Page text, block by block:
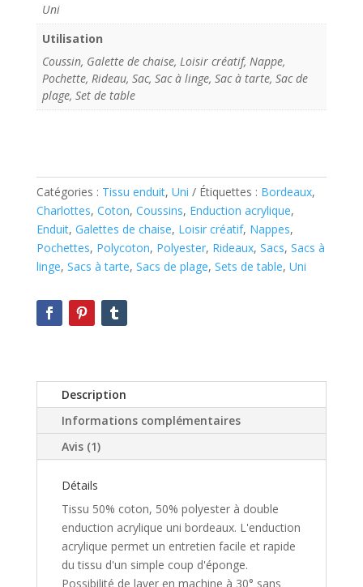
Uni
Utilisation
Coussin, Galette de chaise, Loisir créatif, Nappe,
Pochette, Rideau, Sac, Sac à linge, Sac à tarte, Sac de
plage, Set de table
Catégories : Tissu enduit, Uni Étiquettes : Bordeaux,
Charlottes, Coton, Coussins, Enduction acrylique,
Enduit, Galettes de chaise, Loisir créatif, Nappes,
Pochettes, Polycoton, Polyester, Rideaux, Sacs, Sacs à
linge, Sacs à tarte, Sacs de plage, Sets de table, Uni
Description
Informations complémentaires
Avis (1)
Détails
Tissu 50% coton, 50% polyester à double
enduction acrylique uni bordeaux. L'enduction
acrylique permet un entretien facile et rapide
du tissu d'un simple coup d'éponge.
Possibilité de laver en machine à 30° sans